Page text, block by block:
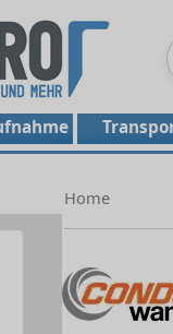
Home